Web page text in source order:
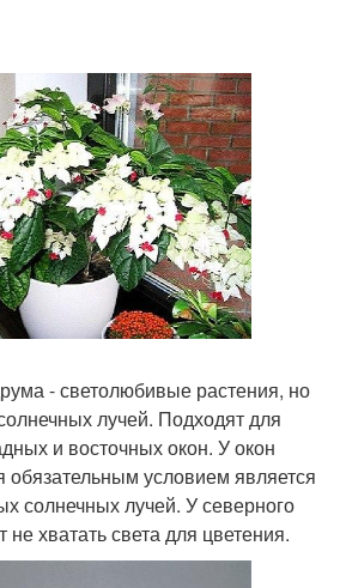
- светолюбивые растения, но
лучей. Подходят для
и восточных окон. У окон
условием является
солнечных лучей. У северного
хватать света для цветения.